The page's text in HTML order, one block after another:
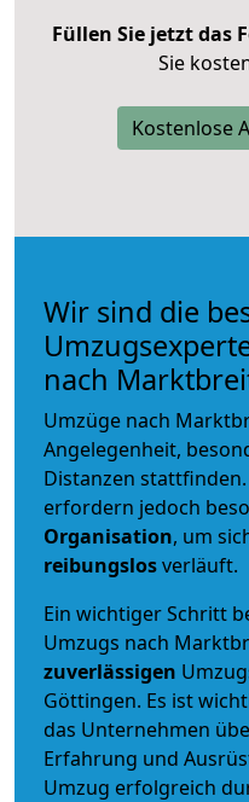
Füllen Sie jetzt das
Sie
Kostenlose
Wir sind die
nach
Umzüge nach
Angelegenheit,
Distanzen
erfordern jedoch
Organisation, um
reibungslosverläuft.
Ein wichtiger Schritt
Umzugs nach
zuverlässigen
Göttingen. Es ist
das Unternehmen
Erfahrung und
Umzug erfolgreich